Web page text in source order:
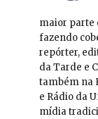
maior parte
fazendo
repórter,
da Tarde e
também na
e Rádio da
mídia